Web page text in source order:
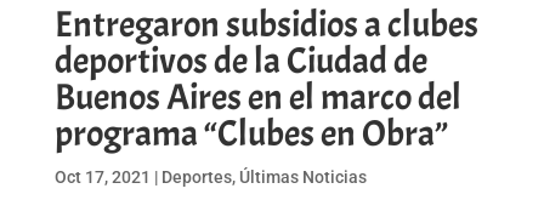
Entregaron subsidios a clubes
deportivos de la Ciudad de
Buenos Aires en el marco del
programa “Clubes en Obra”
Oct 17, 2021 | Deportes, Últimas Noticias